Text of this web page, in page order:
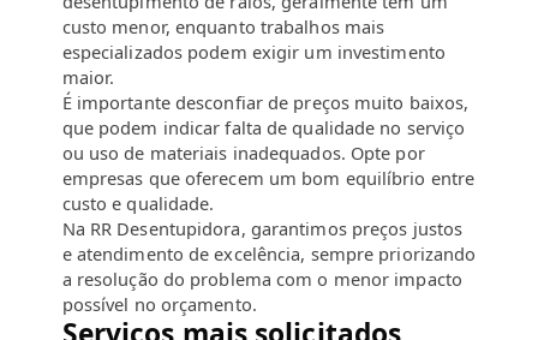
custo menor, enquanto trabalhos mais
especializados podem exigir um investimento
maior.
É importante desconfiar de preços muito baixos,
que podem indicar falta de qualidade no serviço
ou uso de materiais inadequados. Opte por
empresas que oferecem um bom equilíbrio entre
custo e qualidade.
Na RR Desentupidora, garantimos preços justos
e atendimento de excelência, sempre priorizando
a resolução do problema com o menor impacto
possível no orçamento.